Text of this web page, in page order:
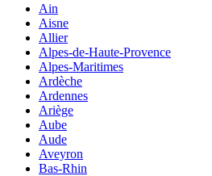
Ain
Aisne
Allier
Alpes-de-Haute-Provence
Alpes-Maritimes
Ardèche
Ardennes
Ariège
Aube
Aude
Aveyron
Bas-Rhin